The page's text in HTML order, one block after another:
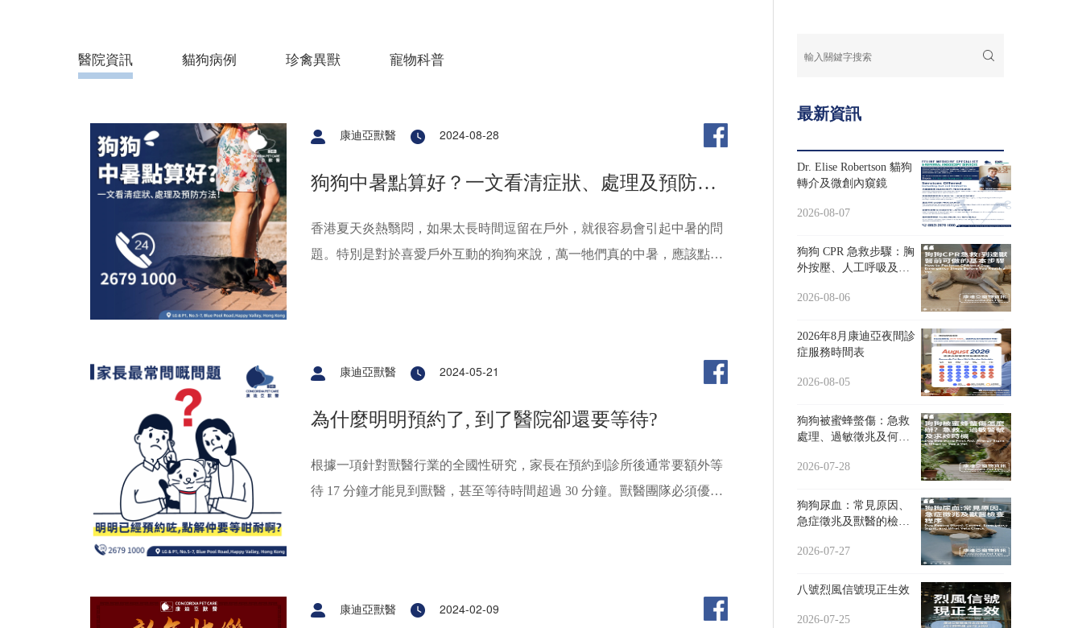
醫院資訊 貓狗病例 珍禽異獸 寵物科普
康迪亞獸醫 2024-08-28
狗狗中暑點算好？一文看清症狀、處理及預防方
法！
香港夏天炎熱翳悶，如果太長時間逗留在戶外，就很容易會引起中暑的問
題。特別是對於喜愛戶外互動的狗狗來說，萬一牠們真的中暑，應該點算
康迪亞獸醫 2024-05-21
為什麼明明預約了, 到了醫院卻還要等待?
根據一項針對獸醫行業的全國性研究，家長在預約到診所後通常要額外等
待 17 分鐘才能見到獸醫，甚至等待時間超過 30 分鐘。獸醫團隊必須優先
會使下一個預約延遲。就診時寵物不免緊張，有焦慮或行為問題的寵物需
要我們更多的關愛和時間來讓牠們適應診室和檢查。
康迪亞獸醫 2024-02-09
最新資訊
Dr. Elise Robertson 貓狗
轉介及微創內窺鏡
2026-08-07
狗狗 CPR 急救步驟：胸
外按壓、人工呼吸及送
2026-08-06
2026年8月康迪亞夜間診
症服務時間表
2026-08-05
狗狗被蜜蜂螫傷：急救
處理、過敏徵兆及何時
2026-07-28
狗狗尿血：常見原因、
急症徵兆及獸醫的檢查
2026-07-27
八號烈風信號現正生效
2026-07-25